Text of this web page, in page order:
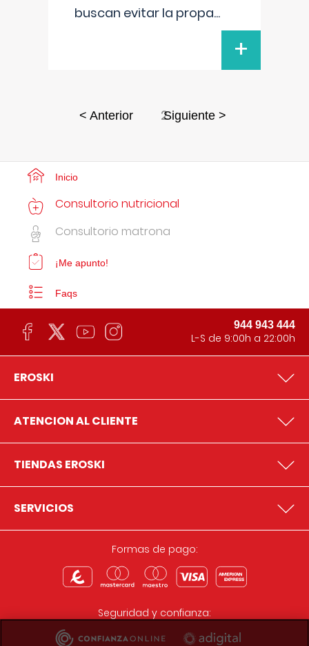
buscan evitar la propa...
+
< Anterior 2Siguiente >
Inicio
Consultorio nutricional
Consultorio matrona
¡Me apunto!
Faqs
944 943 444
L-S de 9:00h a 22:00h
EROSKI
ATENCION AL CLIENTE
TIENDAS EROSKI
SERVICIOS
Formas de pago:
Seguridad y confianza: